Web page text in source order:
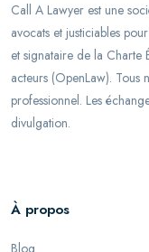
Call A Lawyer est une
avocats et justiciables
et signataire de la Charte
acteurs (OpenLaw). Tous
professionnel. Les
divulgation.
À propos
Blog